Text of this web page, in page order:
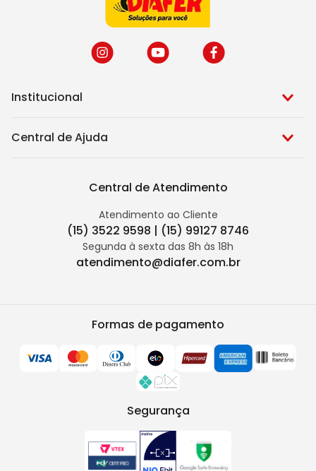
Institucional
Central de Ajuda
Central de Atendimento
Atendimento ao Cliente
(15) 3522 9598 | (15) 99127 8746
Segunda à sexta das 8h às 18h
atendimento@diafer.com.br
Formas de pagamento
Segurança